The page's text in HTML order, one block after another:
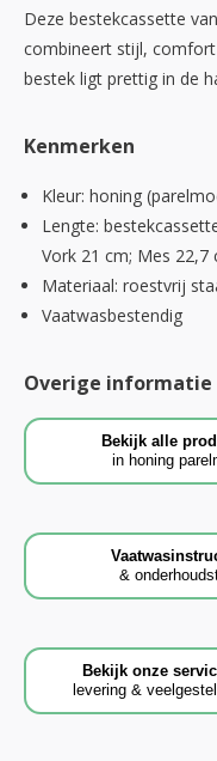
Deze bestekcassette
combineert stijl,
bestek ligt prettig in de
Kenmerken
Kleur: honing
Lengte:
Vork 21 cm; Mes 22,7
Materiaal: roestvrij
Vaatwasbestendig
Overige informatie
Bekijk alle
in honing
&
Bekijk onze
levering &